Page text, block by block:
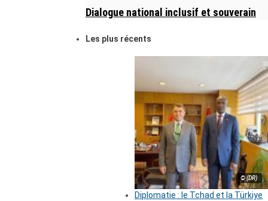
Dialogue national inclusif et souverain
Les plus récents
© (DR)
Diplomatie : le Tchad et la Türkiye